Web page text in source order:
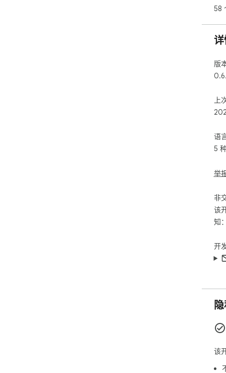
-
58
版
上
举
语
5
开
非
该
知
该